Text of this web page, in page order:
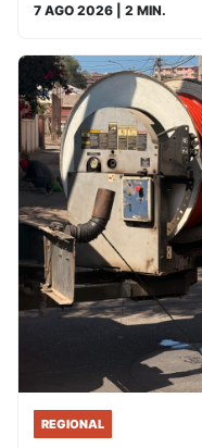
7 AGO 2026 | 2 MIN.
REGIONAL